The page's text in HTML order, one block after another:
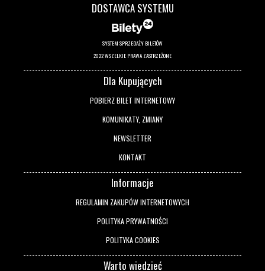
DOSTAWCA SYSTEMU
SYSTEM SPRZEDAŻY BILETÓW
2022 WSZELKIE PRAWA ZASTRZEŻONE
Dla Kupujących
POBIERZ BILET INTERNETOWY
KOMUNIKATY, ZMIANY
NEWSLETTER
KONTAKT
Informacje
REGULAMIN ZAKUPÓW INTERNETOWYCH
POLITYKA PRYWATNOŚCI
POLITYKA COOKIES
Warto wiedzieć